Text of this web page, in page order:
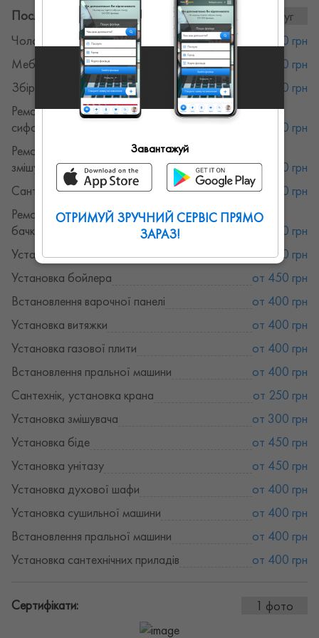
Послуги та ціни:
21послуг
Чоловік на годину
от 300 грн
Меблі
от 300 грн
Збірка меблів
от 300 грн
Ремонт сантехніки. Ремонт крану,
сифону, змішувача
от 300 грн
Ремонт сантехніки. Заміна крану,
змішувача
от 300 грн
Сантехнік
от 300 грн
Ремонт сантехніки. Ремонт зливних
бачків
от 300 грн
Установка посудомийної машини
от 400 грн
Установка бойлера
от 450 грн
Встановлення варочної панелі
от 400 грн
Установка витяжки
от 400 грн
Установка газової плити
от 400 грн
Встановлення пральної машини
от 400 грн
Сантехнік, установка крана
от 250 грн
Установка змішувача
от 300 грн
Установка біде
от 450 грн
Установка унітазу
от 450 грн
Установка духової шафи
от 400 грн
Установка сушильної машини
от 400 грн
Встановлення пральної машини
от 400 грн
Установка сантехнічних приладів
от 400 грн
Сертифікати: 1 фото
Завантажуй
ОТРИМУЙ ЗРУЧНИЙ СЕРВІС ПРЯМО
ЗАРАЗ!